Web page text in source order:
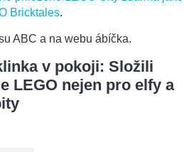
Bricktales.
ABC a na webu ábíčka.
v pokoji: Složili
LEGO nejen pro elfy a